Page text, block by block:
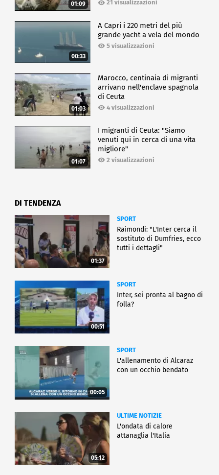
01:09 21 visualizzazioni
00:33
A Capri i 220 metri del più
grande yacht a vela del mondo
5 visualizzazioni
01:03
Marocco, centinaia di migranti
arrivano nell'enclave spagnola
di Ceuta
4 visualizzazioni
01:07
I migranti di Ceuta: "Siamo
venuti qui in cerca di una vita
migliore"
2 visualizzazioni
DI TENDENZA
01:37
SPORT
Raimondi: "L'Inter cerca il
sostituto di Dumfries, ecco
tutti i dettagli"
00:51
SPORT
Inter, sei pronta al bagno di
folla?
00:05
SPORT
L'allenamento di Alcaraz
con un occhio bendato
05:12
ULTIME NOTIZIE
L'ondata di calore
attanaglia l'Italia